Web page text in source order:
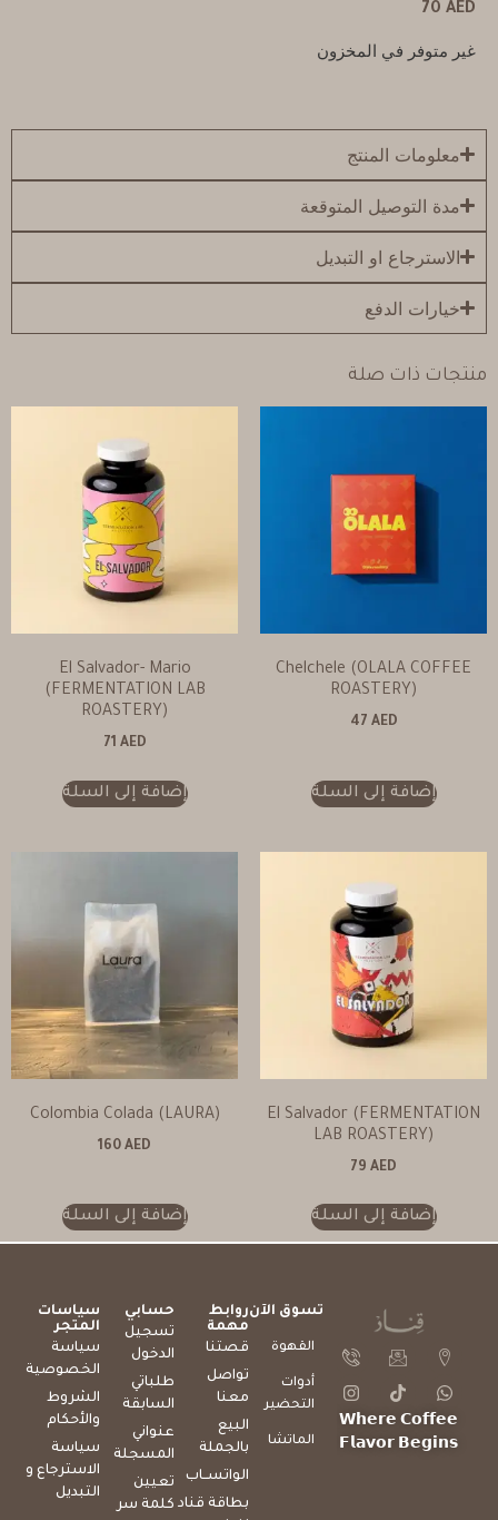
70 AED
غير متوفر في المخزون
معلومات المنتج
مدة التوصيل المتوقعة
الاسترجاع او التبديل
خيارات الدفع
منتجات ذات صلة
Chelchele (OLALA COFFEE
ROASTERY)
47 AED
إضافة إلى السلة
El Salvador- Mario
(FERMENTATION LAB
ROASTERY)
71 AED
إضافة إلى السلة
El Salvador (FERMENTATION
LAB ROASTERY)
79 AED
إضافة إلى السلة
Colombia Colada (LAURA)
160 AED
إضافة إلى السلة
𝗪𝗵𝗲𝗿𝗲 𝗖𝗼𝗳𝗳𝗲𝗲
𝗙𝗹𝗮𝘃𝗼𝗿 𝗕𝗲𝗴𝗶𝗻𝘀
تسوق الآن
القهوة
أدوات
التحضير
الماتشا
روابط
مهمة
قصتنا
تواصل
معنا
البيع
بالجملة
الواتســاب
بطاقة قناد
حسابي
تسجيل
الدخول
طلباتي
السابقة
عنواني
المسجلة
تعيين
كلمة سر
سياسات
المتجر
سياسة
الخصوصية
الشروط
والأحكام
سياسة
الاسترجاع و
التبديل